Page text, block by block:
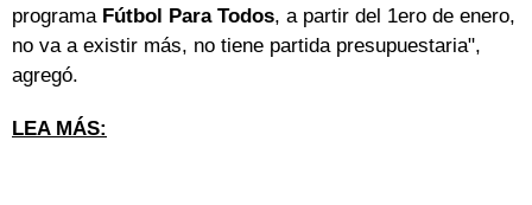
programa Fútbol Para Todos, a partir del 1ero de enero,
no va a existir más, no tiene partida presupuestaria",
agregó.
LEA MÁS: